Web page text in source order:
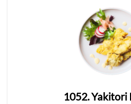
1052. Yakitori